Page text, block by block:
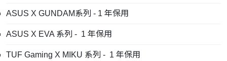
ASUS X GUNDAM系列 - 1 年保用
ASUS X EVA 系列 - 1 年保用
TUF Gaming X MIKU 系列 - 1 年保用